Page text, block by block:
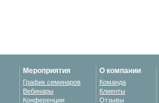
Мероприятия
График семинаров
Вебинары
Конференции
О компании
Команда
Клиенты
Отзывы